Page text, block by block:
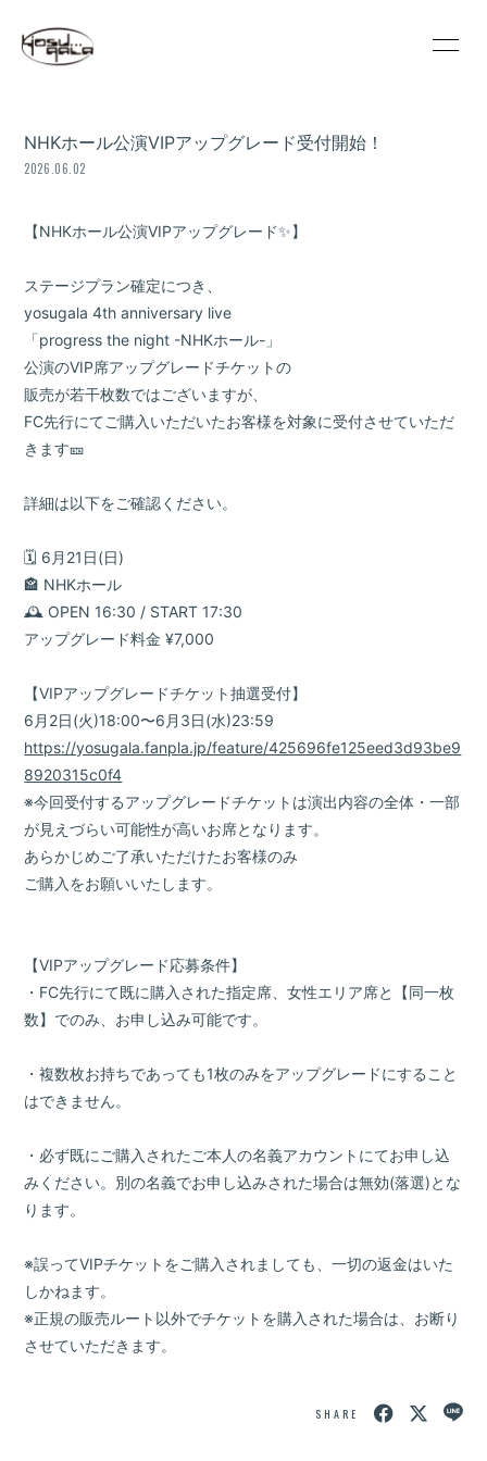
SCHEDULE
PROFILE
CONTACT
PHOTO
会員登録 ログイン
NHKホール公演VIPアップグレード受付開始！
2026.06.02
【NHKホール公演VIPアップグレード✨】
ステージプラン確定につき、
‎yosugala 4th anniversary live
‎「progress the night -NHKホール-」
公演のVIP席アップグレードチケットの
販売が若干枚数ではございますが、
FC先行にてご購入いただいたお客様を対象に受付させていただ
きます🎫
詳細は以下をご確認ください。
‎🗓 6月21日(日)
‎🏤 NHKホール
‎🕰 OPEN ⁦16:30⁩ / START ⁦17:30⁩
アップグレード料金 ¥7,000
【VIPアップグレードチケット抽選受付】
6月2日(火)18:00〜6月3日(水)23:59
https://yosugala.fanpla.jp/feature/425696fe125eed3d93be9
8920315c0f4
※今回受付するアップグレードチケットは演出内容の全体・一部
が見えづらい可能性が高いお席となります。
あらかじめご了承いただけたお客様のみ
ご購入をお願いいたします。
【VIPアップグレード応募条件】
・FC先行にて既に購入された指定席、女性エリア席と【同一枚
数】でのみ、お申し込み可能です。
・複数枚お持ちであっても1枚のみをアップグレードにすること
はできません。
・必ず既にご購入されたご本人の名義アカウントにてお申し込
みください。別の名義でお申し込みされた場合は無効(落選)とな
ります。
※誤ってVIPチケットをご購入されましても、一切の返金はいた
しかねます。
※正規の販売ルート以外でチケットを購入された場合は、お断り
させていただきます。
SHARE